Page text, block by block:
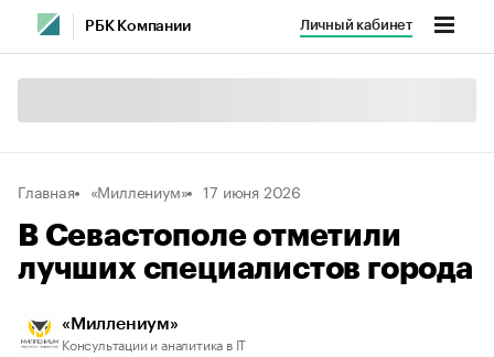
РБК Компании Личный кабинет
Главная «Миллениум» 17 июня 2026
В Севастополе отметили
лучших специалистов города
«Миллениум»
Консультации и аналитика в IT